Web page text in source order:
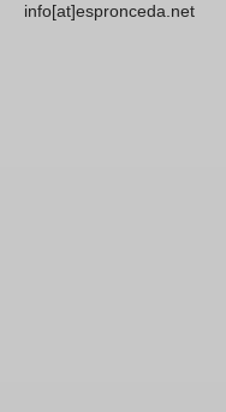
info[at]espronceda.net